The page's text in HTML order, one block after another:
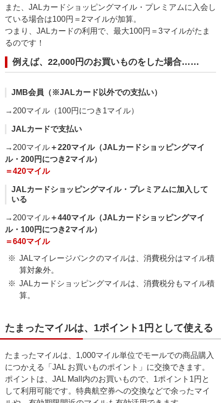
また、JALカードショッピングマイル・プレミアムに入会し
ている場合は100円＝2マイルが加算。
つまり、JALカードの利用で、最大100円＝3マイルがたま
るのです！
例えば、22,000円のお買いものをした場合……
JMB会員（※JALカード以外での支払い）
→200マイル（100円につき1マイル）
JALカードで支払い
→200マイル ＋220マイル（JALカードショッピングマイ
ル・200円につき2マイル）
＝420マイル
JALカードショッピングマイル・プレミアムに加入して
いる
→200マイル ＋440マイル（JALカードショッピングマイ
ル・100円につき2マイル）
＝640マイル
JALマイレージバンクのマイルは、消費税分はマイル積
算対象外。
JALカードショッピングマイルは、消費税分もマイル積
算。
たまったマイルは、1ポイント1円として使える
たまったマイルは、1,000マイル単位でモールでの商品購入
につかえる「JAL お買いものポイント」に交換できます。
ポイントは、JAL Mall内のお買いもので、1ポイント1円と
して利用可能です。特典航空券への交換などで余ったマイ